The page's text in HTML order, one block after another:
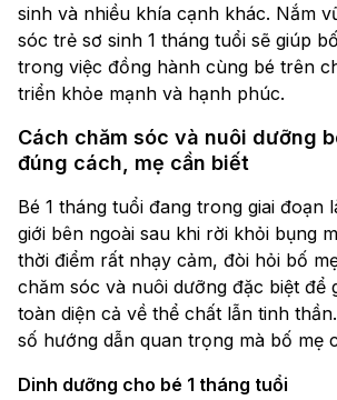
sinh và nhiều khía cạnh khác. Nắm
sóc trẻ sơ sinh 1 tháng tuổi sẽ giúp
trong việc đồng hành cùng bé trên
triển khỏe mạnh và hạnh phúc.
Cách chăm sóc và nuôi dưỡng
đúng cách, mẹ cần biết
Bé 1 tháng tuổi đang trong giai đoạn
giới bên ngoài sau khi rời khỏi bụng
thời điểm rất nhạy cảm, đòi hỏi bố
chăm sóc và nuôi dưỡng đặc biệt để
toàn diện cả về thể chất lẫn tinh
số hướng dẫn quan trọng mà bố mẹ
Dinh dưỡng cho bé 1 tháng tuổi